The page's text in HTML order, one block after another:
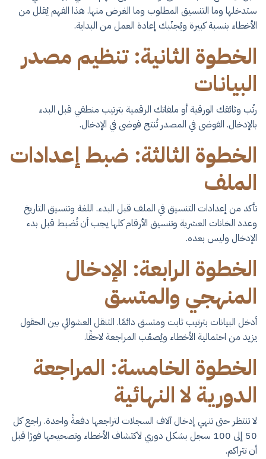
ستدخلها وما التنسيق المطلوب وما الغرض منها. هذا الفهم يُقلل من
الأخطاء بنسبة كبيرة ويُجنّبك إعادة العمل من البداية.
الخطوة الثانية: تنظيم مصدر
البيانات
رتّب وثائقك الورقية أو ملفاتك الرقمية بترتيب منطقي قبل البدء
بالإدخال. الفوضى في المصدر تُنتج فوضى في الإدخال.
الخطوة الثالثة: ضبط إعدادات
الملف
تأكد من إعدادات التنسيق في الملف قبل البدء. اللغة وتنسيق التاريخ
وعدد الخانات العشرية وتنسيق الأرقام كلها يجب أن تُضبط قبل بدء
الإدخال وليس بعده.
الخطوة الرابعة: الإدخال
المنهجي والمتسق
أدخل البيانات بترتيب ثابت ومتسق دائمًا. التنقل العشوائي بين الحقول
يزيد من احتمالية الأخطاء ويُصعّب المراجعة لاحقًا.
الخطوة الخامسة: المراجعة
الدورية لا النهائية
لا تنتظر حتى تنهي إدخال آلاف السجلات لتراجعها دفعةً واحدة. راجع كل
50 إلى 100 سجل بشكل دوري لاكتشاف الأخطاء وتصحيحها فورًا قبل
أن تتراكم.